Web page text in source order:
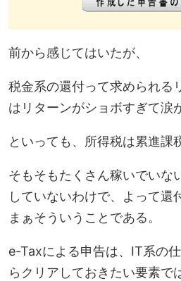
前から感じてはいたが、
税金系の還付って求められる
はリターンがショボすぎて涙
といっても、所得税は累進課
そもそもたくさん稼いでいな
していないわけで、よって還
まぁそういうこと である。
e-Taxによる申告は、IT系の
らクリアしておきたい要素で